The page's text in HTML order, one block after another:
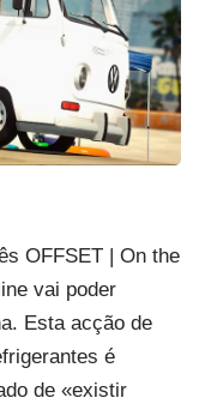
OFFSET | On the
vai poder
Esta acção de
é
de «existir